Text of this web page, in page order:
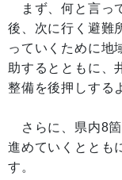
まず、何と言っ
後、次に行く避難
っていくために地
助するとともに、
整備を後押しする
さらに、県内8箇
進めていくととも
す。